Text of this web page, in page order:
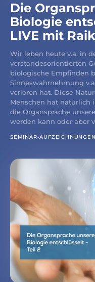
Die
Biologie
LIVE mit
Wir leben heute v.a. in
verstandesorientierten
biologische Empfinden
Sinneswahrnehmung
verloren hat. Diese
Menschen hat natürlich
die Organsprache
werden kann oder aber
SEMINAR-